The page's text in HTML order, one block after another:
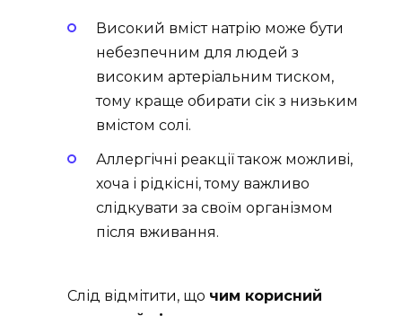
Високий вміст натрію може бути
небезпечним для людей з
високим артеріальним тиском,
тому краще обирати сік з низьким
вмістом солі.
Аллергічні реакції також можливі,
хоча і рідкісні, тому важливо
слідкувати за своїм організмом
після вживання.
Слід відмітити, що чим корисний